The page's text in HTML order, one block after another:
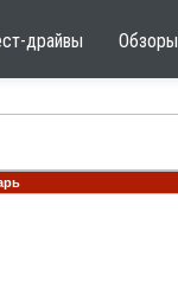
драйвы Обзоры